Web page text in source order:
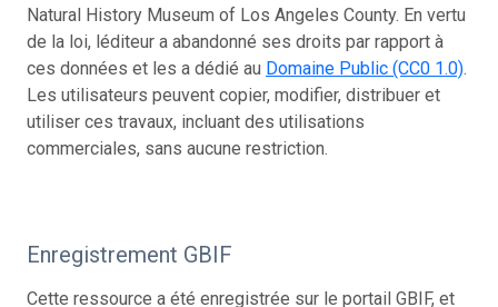
Natural History Museum of Los Angeles County. En vertu
de la loi, léditeur a abandonné ses droits par rapport à
ces données et les a dédié au Domaine Public (CC0 1.0).
Les utilisateurs peuvent copier, modifier, distribuer et
utiliser ces travaux, incluant des utilisations
commerciales, sans aucune restriction.
Enregistrement GBIF
Cette ressource a été enregistrée sur le portail GBIF, et